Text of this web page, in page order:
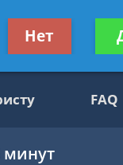
Получите
FAQ
минут
Нет